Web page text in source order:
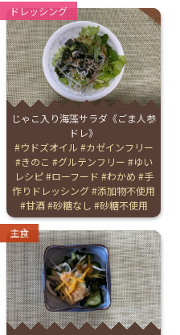
Categories:
ドレッシング
じゃこ入り海藻サラダ《ごま人参
ドレ》
Tags:
ウドズオイル
カゼインフリー
きのこ
グルテンフリー
ゆい
レシピ ローフード わかめ
手
作りドレッシング 添加物不使用
甘酒 砂糖なし
砂糖不使用
Categories:
主食